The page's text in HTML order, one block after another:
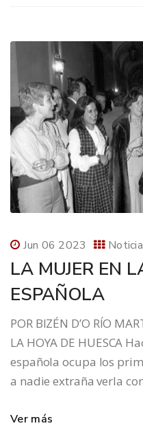
Jun 06 2023
LA MUJER EN
ESPAÑOLA
POR BIZÉN D’O RÍO
LA HOYA DE HUESCA
española ocupa los
a nadie extraña verla
Ver más